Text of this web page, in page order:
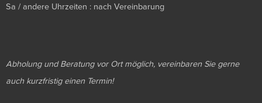
Sa / andere Uhrzeiten : nach Vereinbarung
Abholung und Beratung vor Ort möglich, vereinbaren Sie gerne
auch kurzfristig einen Termin!